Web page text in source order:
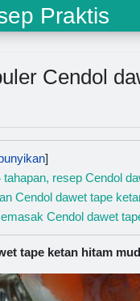
Praktis
Cendol
tahapan, resep Cendol
Cendol dawet tape
Cendol dawet
tape ketan hitam